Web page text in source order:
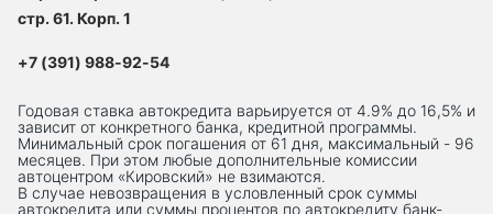
стр. 61. Корп. 1
+7 (391) 988-92-54
Годовая ставка автокредита варьируется от 4.9% до 16,5% и
зависит от конкретного банка, кредитной программы.
Минимальный срок погашения от 61 дня, максимальный - 96
месяцев. При этом любые дополнительные комиссии
автоцентром «Кировский» не взимаются.
В случае невозвращения в условленный срок суммы
автокредита или суммы процентов по автокредиту банк-